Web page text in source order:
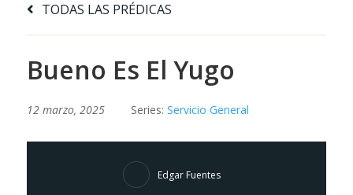
TODAS LAS PRÉDICAS
Bueno Es El Yugo
12 marzo, 2025 Series: Servicio General
Edgar Fuentes